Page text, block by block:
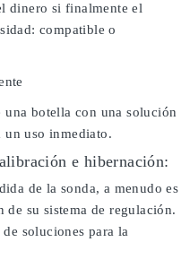
dinero si finalmente el
compatible o
una botella con una solución
un uso inmediato.
e hibernación:
de la sonda, a menudo es
de su sistema de regulación.
soluciones para la